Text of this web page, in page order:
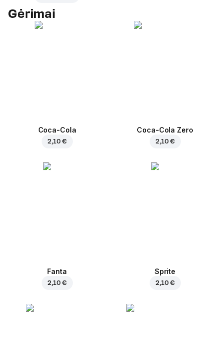
Gėrimai
Coca-Cola
2,10 €
Coca-Cola Zero
2,10 €
Fanta
2,10 €
Sprite
2,10 €